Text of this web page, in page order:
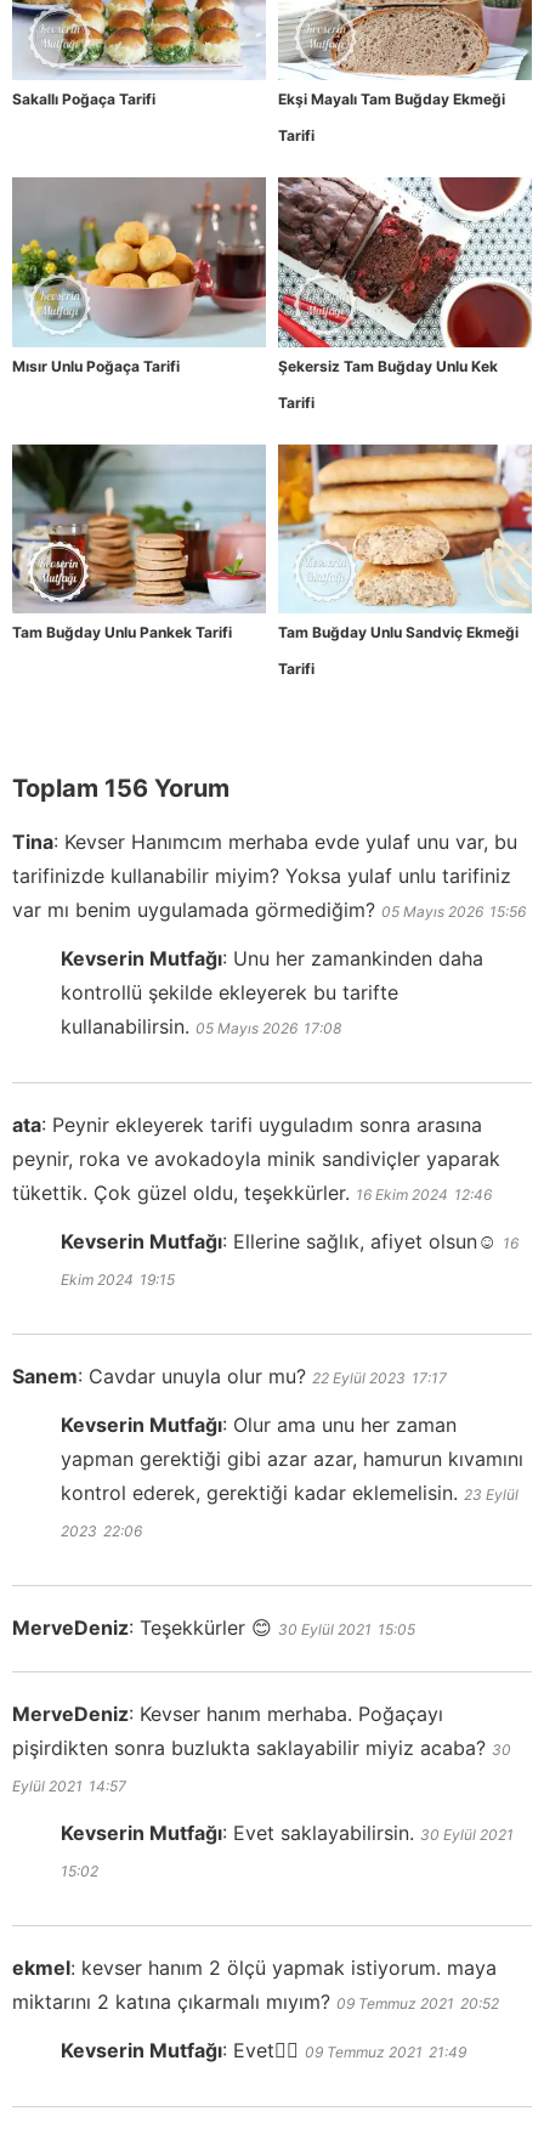
Sakallı Poğaça Tarifi
Ekşi Mayalı Tam Buğday Ekmeği
Tarifi
Mısır Unlu Poğaça Tarifi
Şekersiz Tam Buğday Unlu Kek
Tarifi
Tam Buğday Unlu Pankek Tarifi
Tam Buğday Unlu Sandviç Ekmeği
Tarifi
Toplam 156 Yorum
Tina: Kevser Hanımcım merhaba evde yulaf unu var, bu
tarifinizde kullanabilir miyim? Yoksa yulaf unlu tarifiniz
var mı benim uygulamada görmediğim? 05 Mayıs 2026 15:56
Kevserin Mutfağı: Unu her zamankinden daha
kontrollü şekilde ekleyerek bu tarifte
kullanabilirsin. 05 Mayıs 2026 17:08
ata: Peynir ekleyerek tarifi uyguladım sonra arasına
peynir, roka ve avokadoyla minik sandiviçler yaparak
tükettik. Çok güzel oldu, teşekkürler. 16 Ekim 2024 12:46
Kevserin Mutfağı: Ellerine sağlık, afiyet olsun☺️ 16
Ekim 2024 19:15
Sanem: Cavdar unuyla olur mu? 22 Eylül 2023 17:17
Kevserin Mutfağı: Olur ama unu her zaman
yapman gerektiği gibi azar azar, hamurun kıvamını
kontrol ederek, gerektiği kadar eklemelisin. 23 Eylül
2023 22:06
MerveDeniz: Teşekkürler 😊 30 Eylül 2021 15:05
MerveDeniz: Kevser hanım merhaba. Poğaçayı
pişirdikten sonra buzlukta saklayabilir miyiz acaba? 30
Eylül 2021 14:57
Kevserin Mutfağı: Evet saklayabilirsin. 30 Eylül 2021
15:02
ekmel: kevser hanım 2 ölçü yapmak istiyorum. maya
miktarını 2 katına çıkarmalı mıyım? 09 Temmuz 2021 20:52
Kevserin Mutfağı: Evet👍🏻 09 Temmuz 2021 21:49